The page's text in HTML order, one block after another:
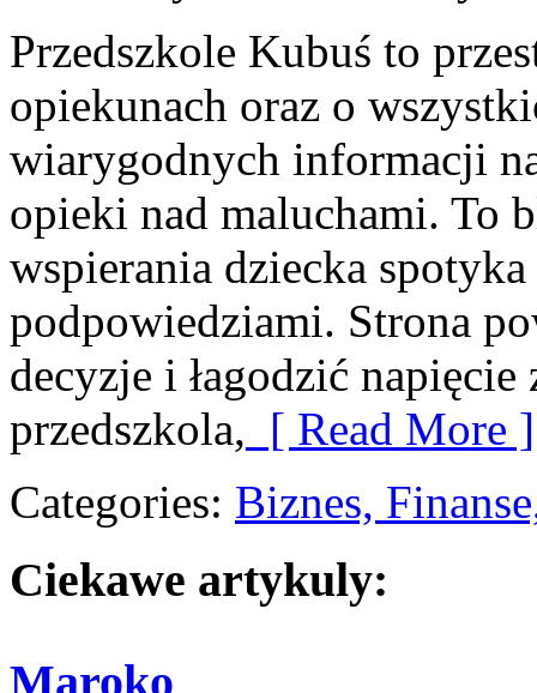
Przedszkole Kubuś to
opiekunach oraz o
wiarygodnych informacji
opieki nad maluchami. To
wspierania dziecka
podpowiedziami. Strona
decyzje i łagodzić
przedszkola, [ Read More ]
Categories: Biznes,
Ciekawe artykuly:
Maroko